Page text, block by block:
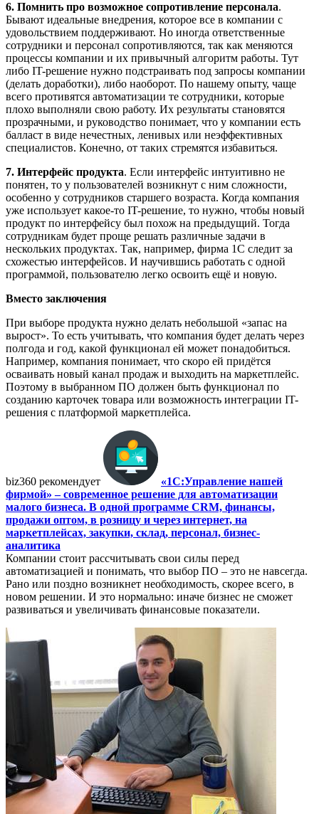
6. Помнить про возможное сопротивление персонала.
Бывают идеальные внедрения, которое все в компании с
удовольствием поддерживают. Но иногда ответственные
сотрудники и персонал сопротивляются, так как меняются
процессы компании и их привычный алгоритм работы. Тут
либо IT-решение нужно подстраивать под запросы компании
(делать доработки), либо наоборот. По нашему опыту, чаще
всего противятся автоматизации те сотрудники, которые
плохо выполняли свою работу. Их результаты становятся
прозрачными, и руководство понимает, что у компании есть
балласт в виде нечестных, ленивых или неэффективных
специалистов. Конечно, от таких стремятся избавиться.
7. Интерфейс продукта. Если интерфейс интуитивно не
понятен, то у пользователей возникнут с ним сложности,
особенно у сотрудников старшего возраста. Когда компания
уже использует какое-то IT-решение, то нужно, чтобы новый
продукт по интерфейсу был похож на предыдущий. Тогда
сотрудникам будет проще решать различные задачи в
нескольких продуктах. Так, например, фирма 1С следит за
схожестью интерфейсов. И научившись работать с одной
программой, пользователю легко освоить ещё и новую.
Вместо заключения
При выборе продукта нужно делать небольшой «запас на
вырост». То есть учитывать, что компания будет делать через
полгода и год, какой функционал ей может понадобиться.
Например, компания понимает, что скоро ей придётся
осваивать новый канал продаж и выходить на маркетплейс.
Поэтому в выбранном ПО должен быть функционал по
созданию карточек товара или возможность интеграции IT-
решения с платформой маркетплейса.
biz360 рекомендует
«1С:Управление нашей
фирмой» – современное решение для автоматизации
малого бизнеса. В одной программе CRM, финансы,
продажи оптом, в розницу и через интернет, на
маркетплейсах, закупки, склад, персонал, бизнес-
аналитика
Компании стоит рассчитывать свои силы перед
автоматизацией и понимать, что выбор ПО – это не навсегда.
Рано или поздно возникнет необходимость, скорее всего, в
новом решении. И это нормально: иначе бизнес не сможет
развиваться и увеличивать финансовые показатели.